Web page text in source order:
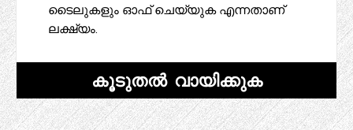
ടൈലുകളും ഓഫ് ചെയ്യുക എന്നതാണ്
ലക്ഷ്യം.
കൂടുതൽ വായിക്കുക